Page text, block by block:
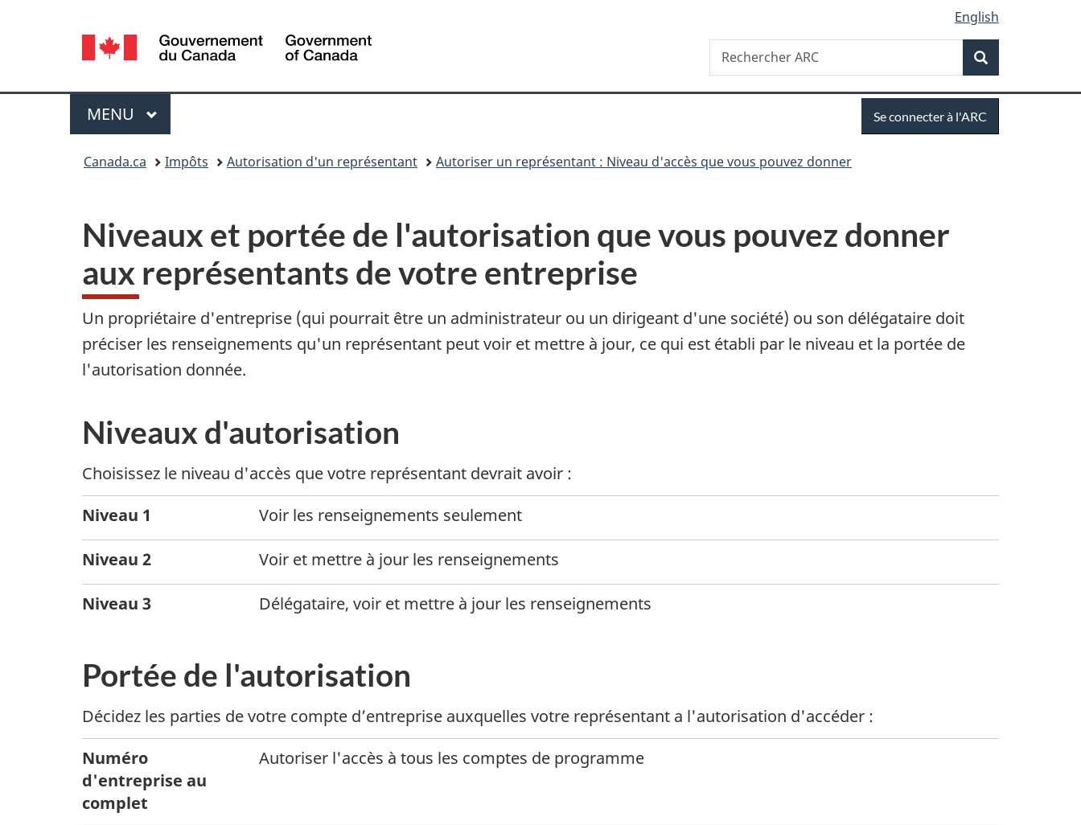
sujet
HTML
Sélection
de
la
langue
English
Canada
Recherche
Rechercher
ARC
Menu
MENU PRINCIPAL
connecter
Se connecter à l'ARC
Canada.ca Impôts Autorisation d'un représentant Autoriser un représentant : Niveau d'accès que vous pouvez donner
Niveaux et portée de l'autorisation que vous pouvez donner
aux représentants de votre entreprise
Un propriétaire d'entreprise (qui pourrait être un administrateur ou un dirigeant d'une société) ou son délégataire doit
préciser les renseignements qu'un représentant peut voir et mettre à jour, ce qui est établi par le niveau et la portée de
l'autorisation donnée.
Niveaux d'autorisation
Choisissez le niveau d'accès que votre représentant devrait avoir :
Niveau 1
Voir les renseignements seulement
Niveau 2 Voir et mettre à jour les renseignements
Niveau 3 Délégataire, voir et mettre à jour les renseignements
Portée de l'autorisation
Décidez les parties de votre compte d’entreprise auxquelles votre représentant a l'autorisation d'accéder :
Numéro
d'entreprise au
complet
Autoriser l'accès à tous les comptes de programme